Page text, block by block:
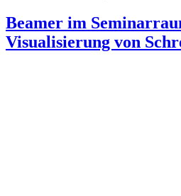
Beamer im
Visualisierung von